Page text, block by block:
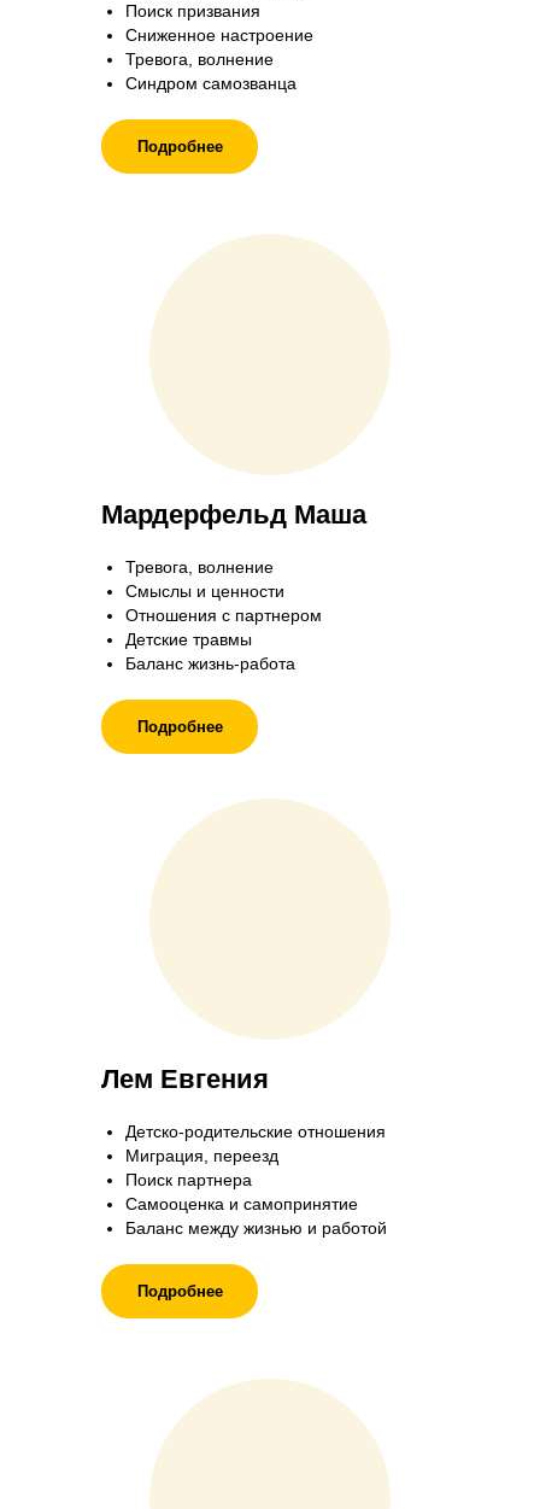
Поиск призвания
Сниженное настроение
Тревога, волнение
Синдром самозванца
Тревога, волнение
Смыслы и ценности
Отношения с партнером
Детские травмы
Баланс жизнь-работа
Подробнее
Мардерфельд Маша
Подробнее
Лем Евгения
Детско-родительские отношения
Миграция, переезд
Поиск партнера
Самооценка и самопринятие
Баланс между жизнью и работой
Подробнее